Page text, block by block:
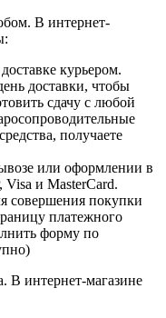
В интернет-
курьером.
доставки, чтобы
сдачу с любой
получаете
или оформлении в
и MasterCard.
совершения покупки
платежного
форму по
В интернет-магазине